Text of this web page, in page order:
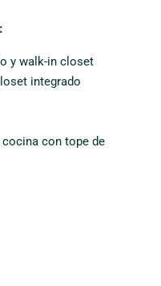
y walk-in closet
integrado
con tope de